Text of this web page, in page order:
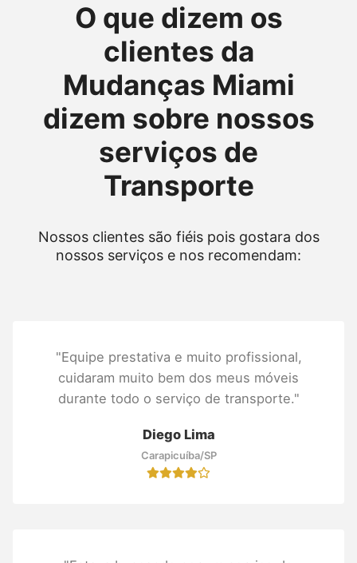
O que dizem os
clientes da
Mudanças Miami
dizem sobre nossos
serviços de
Transporte
Nossos clientes são fiéis pois gostara dos
nossos serviços e nos recomendam:
"Equipe prestativa e muito profissional,
cuidaram muito bem dos meus móveis
durante todo o serviço de transporte."
Diego Lima
Carapicuíba/SP